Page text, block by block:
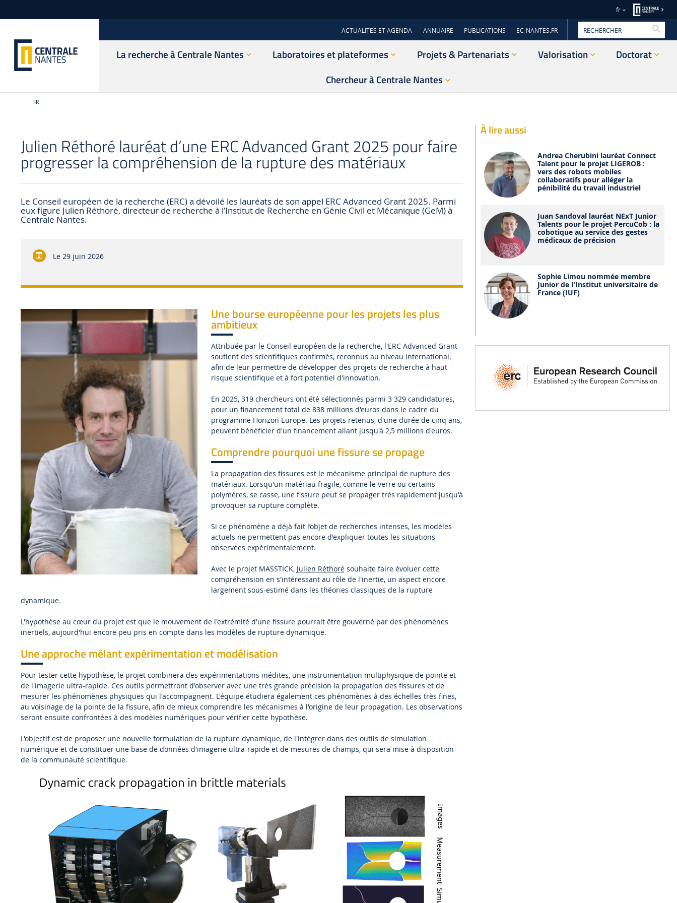
fr
ACTUALITES ET AGENDA ANNUAIRE PUBLICATIONS EC-NANTES.FR
La recherche à Centrale Nantes Laboratoires et plateformes Projets & Partenariats Valorisation
Doctorat
Chercheur à Centrale Nantes
FR
Julien Réthoré lauréat d’une ERC Advanced Grant 2025 pour faire
progresser la compréhension de la rupture des matériaux
Le Conseil européen de la recherche (ERC) a dévoilé les lauréats de son appel ERC Advanced Grant 2025. Parmi
eux figure Julien Réthoré, directeur de recherche à l’Institut de Recherche en Génie Civil et Mécanique (GeM) à
Centrale Nantes.
Le29 juin 2026
Une bourse européenne pour les projets les plus
ambitieux
Attribuée par le Conseil européen de la recherche, l'ERC Advanced Grant
soutient des scientifiques confirmés, reconnus au niveau international,
afin de leur permettre de développer des projets de recherche à haut
risque scientifique et à fort potentiel d'innovation.
En 2025, 319 chercheurs ont été sélectionnés parmi 3 329 candidatures,
pour un financement total de 838 millions d'euros dans le cadre du
programme Horizon Europe. Les projets retenus, d'une durée de cinq ans,
peuvent bénéficier d'un financement allant jusqu'à 2,5 millions d'euros.
Comprendre pourquoi une fissure se propage
La propagation des fissures est le mécanisme principal de rupture des
matériaux. Lorsqu'un matériau fragile, comme le verre ou certains
polymères, se casse, une fissure peut se propager très rapidement jusqu'à
provoquer sa rupture complète.
Si ce phénomène a déjà fait l’objet de recherches intenses, les modèles
actuels ne permettent pas encore d'expliquer toutes les situations
observées expérimentalement.
Avec le projet MASSTICK, Julien Réthorésouhaite faire évoluer cette
compréhension en s'intéressant au rôle de l'inertie, un aspect encore
largement sous-estimé dans les théories classiques de la rupture
dynamique.
L'hypothèse au cœur du projet est que le mouvement de l'extrémité d'une fissure pourrait être gouverné par des phénomènes
inertiels, aujourd'hui encore peu pris en compte dans les modèles de rupture dynamique.
Une approche mêlant expérimentation et modélisation
Pour tester cette hypothèse, le projet combinera des expérimentations inédites, une instrumentation multiphysique de pointe et
de l'imagerie ultra-rapide. Ces outils permettront d'observer avec une très grande précision la propagation des fissures et de
mesurer les phénomènes physiques qui l'accompagnent. L'équipe étudiera également ces phénomènes à des échelles très fines,
au voisinage de la pointe de la fissure, afin de mieux comprendre les mécanismes à l'origine de leur propagation. Les observations
seront ensuite confrontées à des modèles numériques pour vérifier cette hypothèse.
L'objectif est de proposer une nouvelle formulation de la rupture dynamique, de l'intégrer dans des outils de simulation
numérique et de constituer une base de données d'imagerie ultra-rapide et de mesures de champs, qui sera mise à disposition
de la communauté scientifique.
À lire aussi
Andrea Cherubini lauréat Connect
Talent pour le projet LIGEROB :
vers des robots mobiles
collaboratifs pour alléger la
pénibilité du travail industriel
Juan Sandoval lauréat NExT Junior
Talents pour le projet PercuCob : la
cobotique au service des gestes
médicaux de précision
Sophie Limou nommée membre
Junior de l'Institut universitaire de
France (IUF)